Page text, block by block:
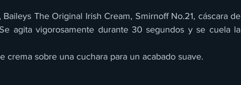
The Original Irish Cream, Smirnoff No.21, cáscara de
agita vigorosamente durante 30 segundos y se cuela la
crema sobre una cuchara para un acabado suave.